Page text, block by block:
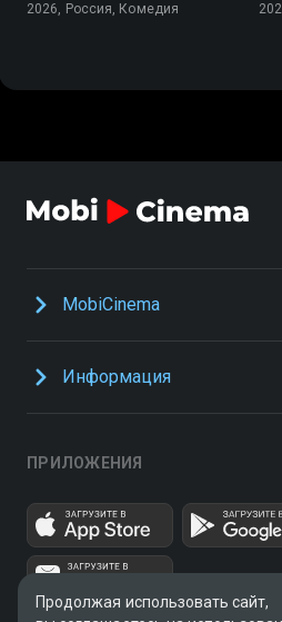
2026, Россия, Комедия
MobiCinema
Информация
ПРИЛОЖЕНИЯ
Продолжая использовать сайт,